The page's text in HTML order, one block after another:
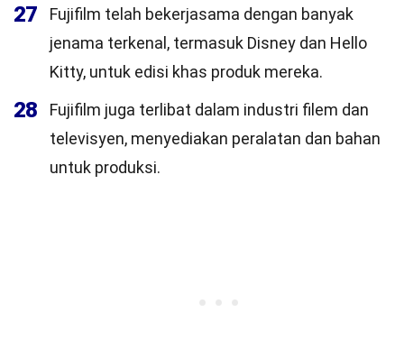
27
Fujifilm telah bekerjasama dengan banyak
jenama terkenal, termasuk Disney dan Hello
Kitty, untuk edisi khas produk mereka.
28
Fujifilm juga terlibat dalam industri filem dan
televisyen, menyediakan peralatan dan bahan
untuk produksi.